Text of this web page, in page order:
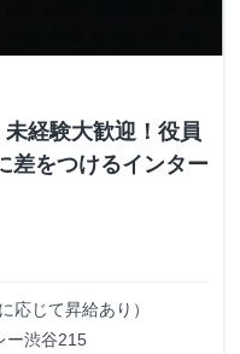
未経験大歓迎！役員
差をつけるインター
応じて昇給あり）
ー渋谷215